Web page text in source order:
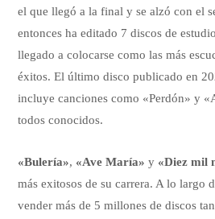
el que llegó a la final y se alzó con el
entonces ha editado 7 discos de
llegado a colocarse como las más
éxitos. El último disco publicado en
incluye canciones como «Perdón» y
todos conocidos.
«Bulería», «Ave María» y «Diez mil
más exitosos de su carrera. A lo largo
vender más de 5 millones de discos